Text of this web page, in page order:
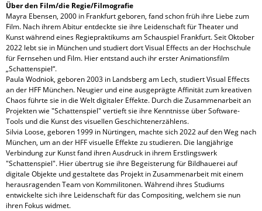
Über den Film/die Regie/Filmografie
Mayra Ebensen, 2000 in Frankfurt geboren, fand schon früh ihre Liebe zum
Film. Nach ihrem Abitur entdeckte sie ihre Leidenschaft für Theater und
Kunst während eines Regiepraktikums am Schauspiel Frankfurt. Seit Oktober
2022 lebt sie in München und studiert dort Visual Effects an der Hochschule
für Fernsehen und Film. Hier entstand auch ihr erster Animationsfilm
„Schattenspiel“.
Paula Wodniok, geboren 2003 in Landsberg am Lech, studiert Visual Effects
an der HFF München. Neugier und eine ausgeprägte Affinität zum kreativen
Chaos führte sie in die Welt digitaler Effekte. Durch die Zusammenarbeit an
Projekten wie "Schattenspiel" vertieft sie ihre Kenntnisse über Software-
Tools und die Kunst des visuellen Geschichtenerzählens.
Silvia Loose, geboren 1999 in Nürtingen, machte sich 2022 auf den Weg nach
München, um an der HFF visuelle Effekte zu studieren. Die langjährige
Verbindung zur Kunst fand ihren Ausdruck in ihrem Erstlingswerk
"Schattenspiel". Hier übertrug sie ihre Begeisterung für Bildhauerei auf
digitale Objekte und gestaltete das Projekt in Zusammenarbeit mit einem
herausragenden Team von Kommilitonen. Während ihres Studiums
entwickelte sich ihre Leidenschaft für das Compositing, welchem sie nun
ihren Fokus widmet.